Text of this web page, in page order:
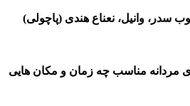
سدر، وانیل، نعناع هندی (پاچولی)
مردانه مناسب چه زمان و مکان هایی